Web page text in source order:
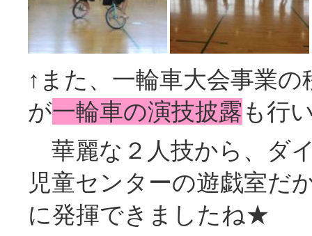
↑また、一輪車大会事業
が一輪車の演技披露 も行
華麗な２人技から、ダ
児童センターの遊戯室だ
に発揮できましたね★